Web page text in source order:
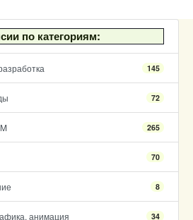
по категориям:
145
72
265
70
8
анимация 34